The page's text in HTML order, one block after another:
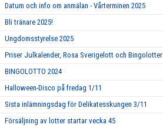
Datum och info om anmälan - Vårterminen 2025
Bli tränare 2025!
Ungdomsstyrelse 2025
Priser Julkalender, Rosa Sverigelott och Bingolotter
BINGOLOTTO 2024
Halloween-Disco på fredag 1/11
Sista inlämningsdag för Delikatesskungen 3/11
Försäljning av lotter startar vecka 45